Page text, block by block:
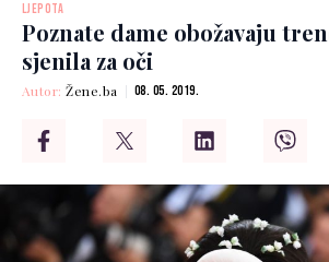
LJEPOTA
Poznate dame obožavaju
sjenila za oči
Autor:Žene.ba 08. 05. 2019.